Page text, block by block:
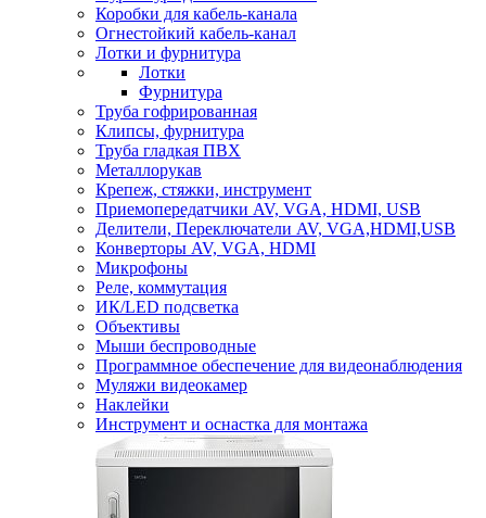
Коробки для кабель-канала
Огнестойкий кабель-канал
Лотки и фурнитура
Лотки
Фурнитура
Труба гофрированная
Клипсы, фурнитура
Труба гладкая ПВХ
Металлорукав
Крепеж, стяжки, инструмент
Приемопередатчики AV, VGA, HDMI, USB
Делители, Переключатели AV, VGA,HDMI,USB
Конверторы AV, VGA, HDMI
Микрофоны
Реле, коммутация
ИК/LED подсветка
Объективы
Мыши беспроводные
Программное обеспечение для видеонаблюдения
Муляжи видеокамер
Наклейки
Инструмент и оснастка для монтажа